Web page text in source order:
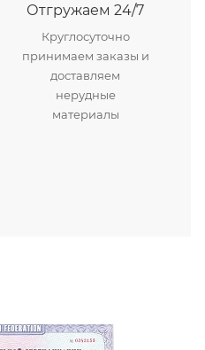
Отгружаем 24/7
Круглосуточно
принимаем заказы и
доставляем
нерудные
материалы